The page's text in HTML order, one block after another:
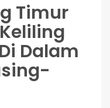
Timur
Dalam